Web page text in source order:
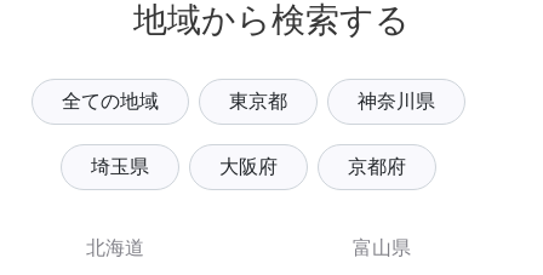
地域から検索する
全ての地域 東京都 神奈川県
埼玉県 大阪府 京都府
北海道
富山県